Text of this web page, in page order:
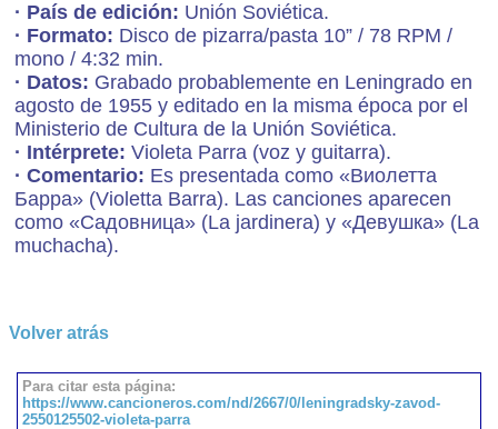
· País de edición: Unión Soviética.
· Formato: Disco de pizarra/pasta 10” / 78 RPM /
mono / 4:32 min.
· Datos: Grabado probablemente en Leningrado en
agosto de 1955 y editado en la misma época por el
Ministerio de Cultura de la Unión Soviética.
· Intérprete: Violeta Parra (voz y guitarra).
· Comentario: Es presentada como «Виолетта
Барра» (Violetta Barra). Las canciones aparecen
como «Садовница» (La jardinera) y «Девушка» (La
muchacha).
Volver atrás
Para citar esta página:
https://www.cancioneros.com/nd/2667/0/leningradsky-zavod-
2550125502-violeta-parra